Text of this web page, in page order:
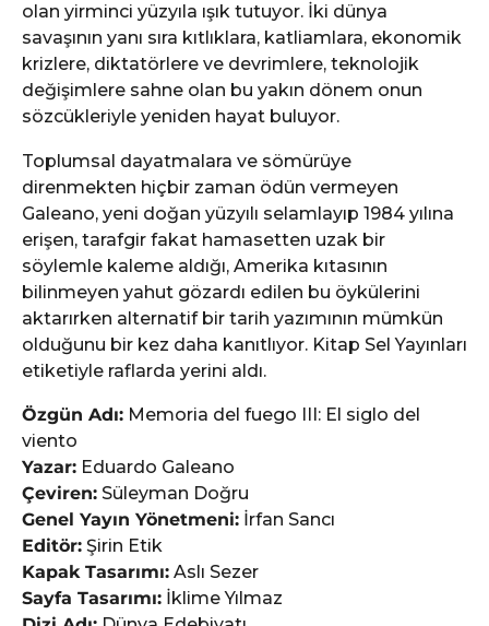
olan yirminci yüzyıla ışık tutuyor. İki dünya
savaşının yanı sıra kıtlıklara, katliamlara, ekonomik
krizlere, diktatörlere ve devrimlere, teknolojik
değişimlere sahne olan bu yakın dönem onun
sözcükleriyle yeniden hayat buluyor.
Toplumsal dayatmalara ve sömürüye
direnmekten hiçbir zaman ödün vermeyen
Galeano, yeni doğan yüzyılı selamlayıp 1984 yılına
erişen, tarafgir fakat hamasetten uzak bir
söylemle kaleme aldığı, Amerika kıtasının
bilinmeyen yahut gözardı edilen bu öykülerini
aktarırken alternatif bir tarih yazımının mümkün
olduğunu bir kez daha kanıtlıyor. Kitap Sel Yayınları
etiketiyle raflarda yerini aldı.
Özgün Adı: Memoria del fuego III: El siglo del
viento
Yazar: Eduardo Galeano
Çeviren: Süleyman Doğru
Genel Yayın Yönetmeni: İrfan Sancı
Editör: Şirin Etik
Kapak Tasarımı: Aslı Sezer
Sayfa Tasarımı: İklime Yılmaz